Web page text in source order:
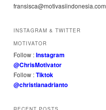
fransisca@motivasiindonesia.com
INSTAGRAM & TWITTER
MOTIVATOR
Follow :Instagram
@ChrisMotivator
Follow :Tiktok
@christianadrianto